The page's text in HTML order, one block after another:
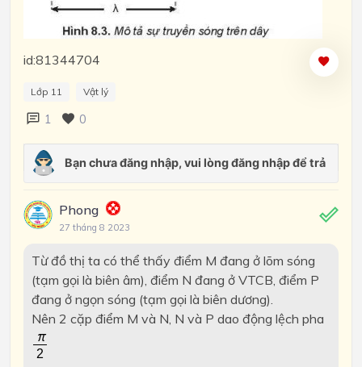
id:81344704
Lớp 11 Vật lý
1 0
Phong
27 tháng 8 2023
Từ đồ thị ta có thể thấy điểm M đang ở lõm sóng
(tạm gọi là biên âm), điểm N đang ở VTCB, điểm P
đang ở ngọn sóng (tạm gọi là biên dương).
Nên 2 cặp điểm M và N, N và P dao động lệch pha